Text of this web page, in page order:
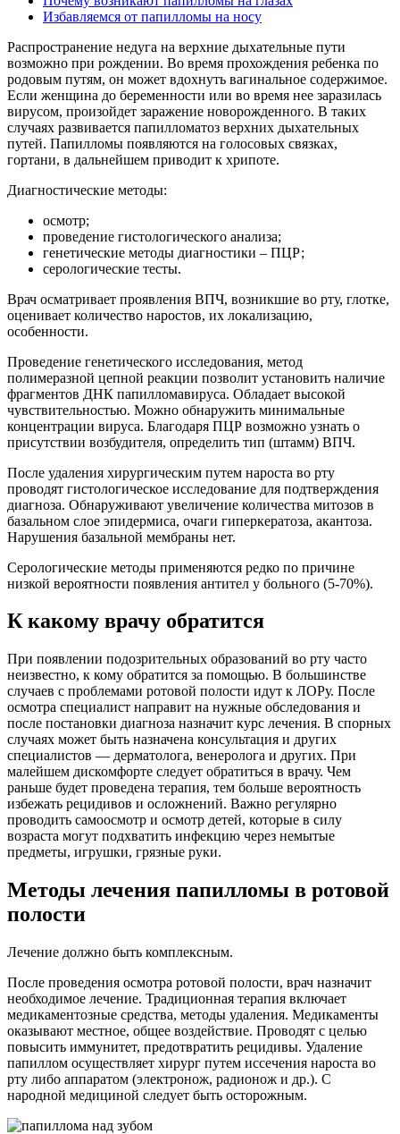
Избавляемся от папилломы на носу
Распространение недуга на верхние дыхательные пути
возможно при рождении. Во время прохождения ребенка по
родовым путям, он может вдохнуть вагинальное содержимое.
Если женщина до беременности или во время нее заразилась
вирусом, произойдет заражение новорожденного. В таких
случаях развивается папилломатоз верхних дыхательных
путей. Папилломы появляются на голосовых связках,
гортани, в дальнейшем приводит к хрипоте.
Диагностические методы:
осмотр;
проведение гистологического анализа;
генетические методы диагностики – ПЦР;
серологические тесты.
Врач осматривает проявления ВПЧ, возникшие во рту, глотке,
оценивает количество наростов, их локализацию,
особенности.
Проведение генетического исследования, метод
полимеразной цепной реакции позволит установить наличие
фрагментов ДНК папилломавируса. Обладает высокой
чувствительностью. Можно обнаружить минимальные
концентрации вируса. Благодаря ПЦР возможно узнать о
присутствии возбудителя, определить тип (штамм) ВПЧ.
После удаления хирургическим путем нароста во рту
проводят гистологическое исследование для подтверждения
диагноза. Обнаруживают увеличение количества митозов в
базальном слое эпидермиса, очаги гиперкератоза, акантоза.
Нарушения базальной мембраны нет.
Серологические методы применяются редко по причине
низкой вероятности появления антител у больного (5-70%).
К какому врачу обратится
При появлении подозрительных образований во рту часто
неизвестно, к кому обратится за помощью. В большинстве
случаев с проблемами ротовой полости идут к ЛОРу. После
осмотра специалист направит на нужные обследования и
после постановки диагноза назначит курс лечения. В спорных
случаях может быть назначена консультация и других
специалистов — дерматолога, венеролога и других. При
малейшем дискомфорте следует обратиться в врачу. Чем
раньше будет проведена терапия, тем больше вероятность
избежать рецидивов и осложнений. Важно регулярно
проводить самоосмотр и осмотр детей, которые в силу
возраста могут подхватить инфекцию через немытые
предметы, игрушки, грязные руки.
Методы лечения папилломы в ротовой
полости
Лечение должно быть комплексным.
После проведения осмотра ротовой полости, врач назначит
необходимое лечение. Традиционная терапия включает
медикаментозные средства, методы удаления. Медикаменты
оказывают местное, общее воздействие. Проводят с целью
повысить иммунитет, предотвратить рецидивы. Удаление
папиллом осуществляет хирург путем иссечения нароста во
рту либо аппаратом (электронож, радионож и др.). С
народной медициной следует быть осторожным.